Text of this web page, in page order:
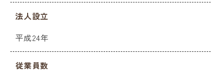
法人設立
平成24年
従業員数